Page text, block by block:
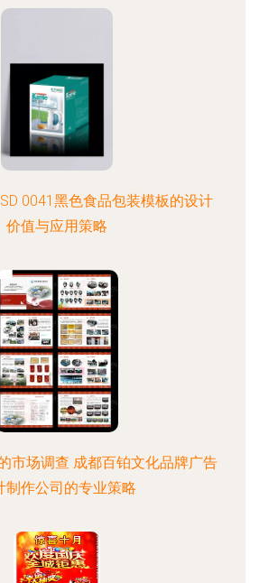
0041黑色食品包装模板的设计
价值与应用策略
市场调查 成都百铂文化品牌广告
制作公司的专业策略